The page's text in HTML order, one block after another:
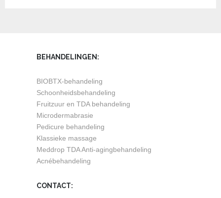
BEHANDELINGEN:
BIOBTX-behandeling
Schoonheidsbehandeling
Fruitzuur en TDA behandeling
Microdermabrasie
Pedicure behandeling
Klassieke massage
Meddrop TDA Anti-agingbehandeling
Acnébehandeling
CONTACT: